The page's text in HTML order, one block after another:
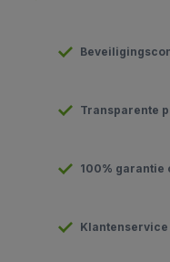
Transparente
100% garantie